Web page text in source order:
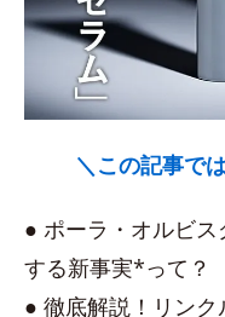
＼この記事で
● ポーラ・オルビ
する新事実*って？
● 徹底解説！リン